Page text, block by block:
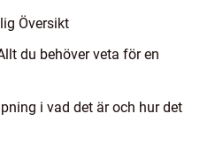
Översikt
du behöver veta för en
i vad det är och hur det